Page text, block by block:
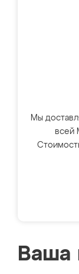
Мы
всей
Ваша